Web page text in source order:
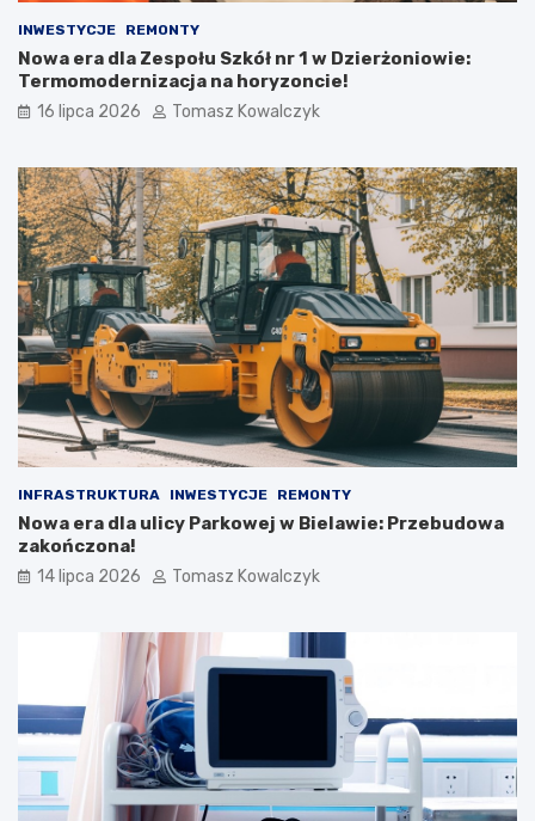
INWESTYCJE REMONTY
Nowa era dla Zespołu Szkół nr 1 w Dzierżoniowie:
Termomodernizacja na horyzoncie!
16 lipca 2026 Tomasz Kowalczyk
INFRASTRUKTURA INWESTYCJE REMONTY
Nowa era dla ulicy Parkowej w Bielawie: Przebudowa
zakończona!
14 lipca 2026 Tomasz Kowalczyk